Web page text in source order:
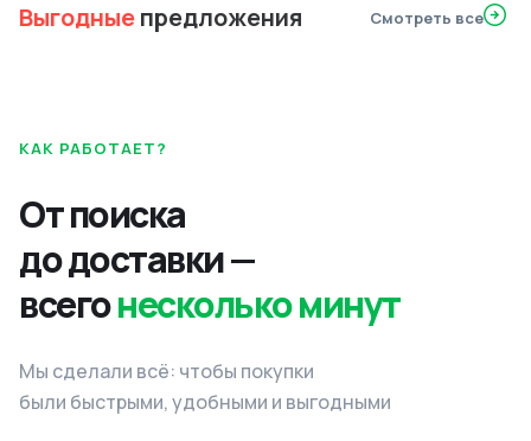
Выгодныепредложения Смотреть все
КАК РАБОТАЕТ?
От поиска
до доставки —
всегонесколько минут
Мы сделали всё: чтобы покупки
были быстрыми, удобными и выгодными